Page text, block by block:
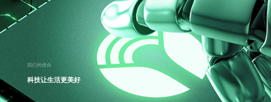
我们的使命
科技让生活更美好